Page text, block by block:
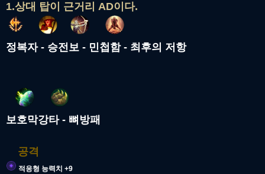
1.상대 탑이 근거리 AD이다.
정복자 - 승전보 - 민첩함 - 최후의 저항
보호막강타 - 뼈방패
공격
적응형 능력치 +9